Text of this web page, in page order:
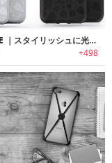
SPECTRE ｜スタイリッシュに光でお知らせするiPhoneケース「スペクター」
+498